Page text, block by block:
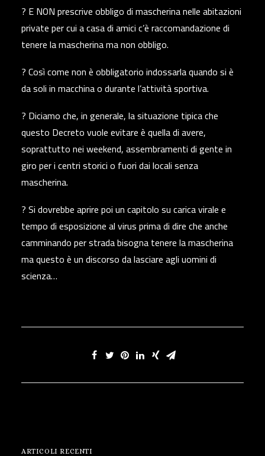
? E NON prescrive obbligo di mascherina nelle abitazioni
private per cui a casa di amici c’è raccomandazione di
tenere la mascherina ma non obbligo.
? Così come non è obbligatorio indossarla quando si è
da soli in macchina o durante l’attività sportiva.
? Diciamo che, in generale, la situazione tipica che
questo Decreto vuole evitare è quella di avere,
soprattutto nei weekend, assembramenti di gente in
giro per i centri storici o fuori dai locali senza
mascherina.
? Si dovrebbe aprire poi un capitolo su carica virale e
tempo di esposizione al virus prima di dire che anche
camminando per strada bisogna tenere la mascherina
ma questo è un discorso da lasciare agli uomini di
scienza…
ARTICOLI RECENTI